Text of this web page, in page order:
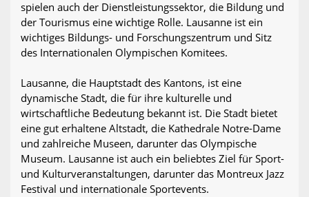
spielen auch der Dienstleistungssektor, die Bildung und
der Tourismus eine wichtige Rolle. Lausanne ist ein
wichtiges Bildungs- und Forschungszentrum und Sitz
des Internationalen Olympischen Komitees.
Lausanne, die Hauptstadt des Kantons, ist eine
dynamische Stadt, die für ihre kulturelle und
wirtschaftliche Bedeutung bekannt ist. Die Stadt bietet
eine gut erhaltene Altstadt, die Kathedrale Notre-Dame
und zahlreiche Museen, darunter das Olympische
Museum. Lausanne ist auch ein beliebtes Ziel für Sport-
und Kulturveranstaltungen, darunter das Montreux Jazz
Festival und internationale Sportevents.